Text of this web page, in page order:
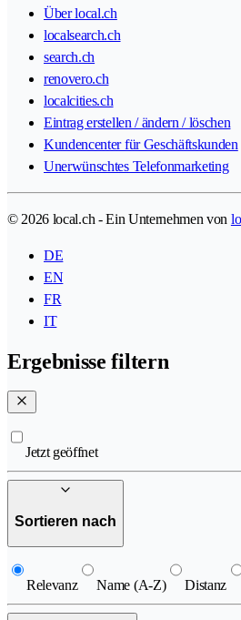
Über local.ch
localsearch.ch
search.ch
renovero.ch
localcities.ch
Eintrag erstellen / ändern / löschen
Kundencenter für Geschäftskunden
Unerwünschtes Telefonmarketing
© 2026 local.ch - Ein Unternehmen von
DE
EN
FR
IT
Ergebnisse filtern
Jetzt geöffnet
Sortieren nach
Relevanz Name (A-Z) Distanz